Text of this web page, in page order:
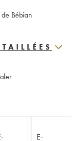
Bébian
E-